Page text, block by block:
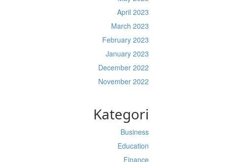
April 2023
March 2023
February 2023
January 2023
December 2022
November 2022
Kategori
Business
Education
Finance